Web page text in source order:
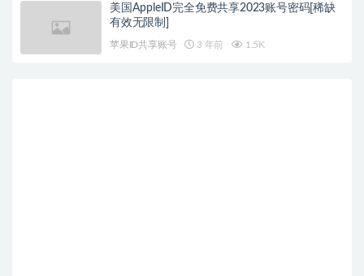
美国AppleID完全免费共享2023账号密码[稀缺
有效无限制]
苹果ID共享账号 3 年前 1.5K